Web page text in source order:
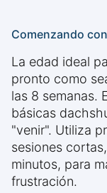
Comenzando
La edad ideal
pronto como
las 8 semanas.
básicas
"venir". Utiliza
sesiones
minutos, para
frustración.